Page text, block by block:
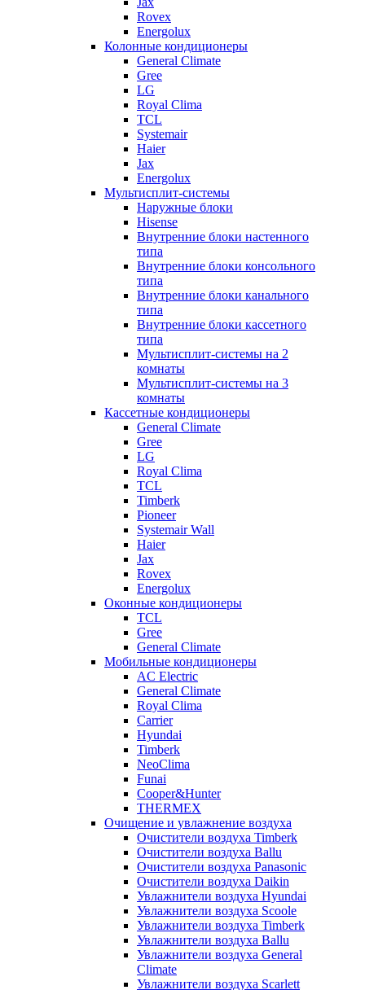
Rovex
Energolux
Колонные кондиционеры
General Climate
Gree
LG
Royal Clima
TCL
Systemair
Haier
Jax
Energolux
Мультисплит-системы
Наружные блоки
Hisense
Внутренние блоки настенного
типа
Внутренние блоки консольного
типа
Внутренние блоки канального
типа
Внутренние блоки кассетного
типа
Мультисплит-системы на 2
комнаты
Мультисплит-системы на 3
комнаты
Кассетные кондиционеры
General Climate
Gree
LG
Royal Clima
TCL
Timberk
Pioneer
Systemair Wall
Haier
Jax
Rovex
Energolux
Оконные кондиционеры
TCL
Gree
General Climate
Мобильные кондиционеры
AC Electric
General Climate
Royal Clima
Carrier
Hyundai
Timberk
NeoClima
Funai
Cooper&Hunter
THERMEX
Очищение и увлажнение воздуха
Очистители воздуха Timberk
Очистители воздуха Ballu
Очистители воздуха Panasonic
Очистители воздуха Daikin
Увлажнители воздуха Hyundai
Увлажнители воздуха Scoole
Увлажнители воздуха Timberk
Увлажнители воздуха Ballu
Увлажнители воздуха General
Climate
Увлажнители воздуха Scarlett